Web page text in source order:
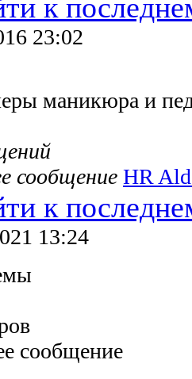
23:02
маникюра и
сообщение HR
13:24
сообщение